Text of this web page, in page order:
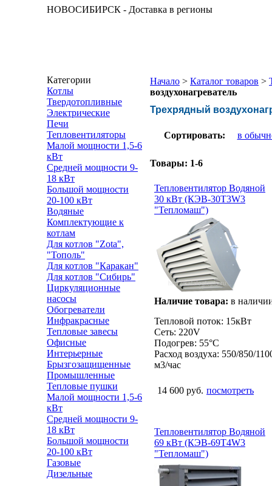
НОВОСИБИРСК - Доставка в регионы
Категории
Котлы
Твердотопливные
Электрические
Печи
Тепловентиляторы
Малой мощности 1,5-6
кВт
Средней мощности 9-
18 кВт
Большой мощности
20-100 кВт
Водяные
Комплектующие к
котлам
Для котлов "Zota",
"Тополь"
Для котлов "Каракан"
Для котлов "Сибирь"
Циркуляционные
насосы
Обогреватели
Инфракрасные
Тепловые завесы
Офисные
Интерьерные
Брызгозащищенные
Промышленные
Тепловые пушки
Малой мощности 1,5-6
кВт
Средней мощности 9-
18 кВт
Большой мощности
20-100 кВт
Газовые
Дизельные
Начало > Каталог товаров >
воздухонагреватель
Трехрядный
Сортировать: в
Товары: 1-6
Тепловентилятор Водяной
30 кВт (КЭВ-30Т3W3
"Тепломаш")
Наличие товара: в
Тепловой поток: 15кВт
Сеть: 220V
Подогрев: 55°С
Расход воздуха: 550/850/
м3/час
14 600 руб. посмотреть
Тепловентилятор Водяной
69 кВт (КЭВ-69Т4W3
"Тепломаш")